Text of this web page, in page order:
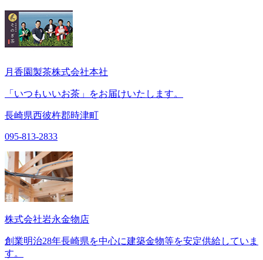
月香園製茶株式会社本社
「いつもいいお茶」をお届けいたします。
長崎県西彼杵郡時津町
095-813-2833
株式会社岩永金物店
創業明治28年長崎県を中心に建築金物等を安定供給していま
す。